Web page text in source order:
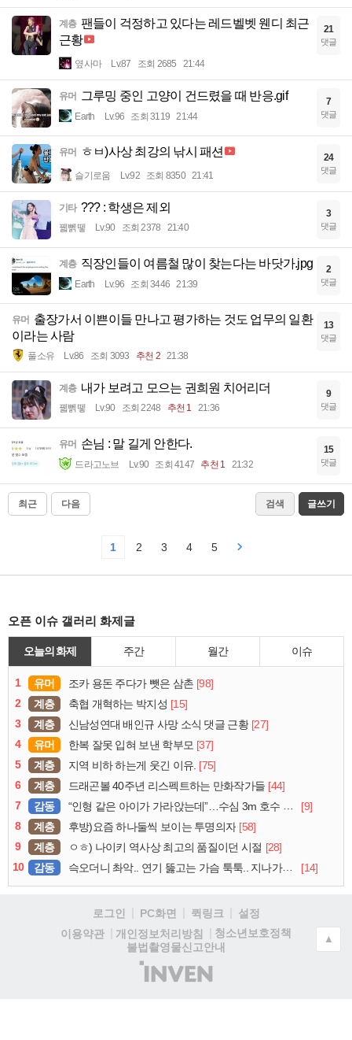
계층 팬들이 걱정하고 있다는 레드벨벳 웬디 최근
근황
옆사마 Lv.87 조회 2685 21:44
21
댓글
유머 그루밍 중인 고양이 건드렸을 때 반응.gif
Earth Lv.96 조회 3119 21:44
7
댓글
유머 ㅎㅂ)사상 최강의 낚시 패션
슬기로움 Lv.92 조회 8350 21:41
24
댓글
기타 ??? : 학생은 제외
꿻뻵뗗 Lv.90 조회 2378 21:40
3
댓글
계층 직장인들이 여름철 많이 찾는다는 바닷가.jpg
Earth Lv.96 조회 3446 21:39
2
댓글
유머 출장가서 이쁜이들 만나고 평가하는 것도 업무의 일환
이라는 사람
풀소유 Lv.86 조회 3093 추천 2 21:38
13
댓글
계층 내가 보려고 모으는 권희원 치어리더
꿻뻵뗗 Lv.90 조회 2248 추천 1 21:36
9
댓글
유머 손님 : 말 길게 안한다.
드라고노브 Lv.90 조회 4147 추천 1 21:32
15
댓글
최근 다음 검색 글쓰기
1 2 3 4 5
오픈 이슈 갤러리 화제글
오늘의 화제 주간 월간 이슈
1 유머 조카 용돈 주다가 뺏은 삼촌 [98]
2
계층 축협 개혁하는 박지성 [15]
3
계층 신남성연대 배인규 사망 소식 댓글 근황 [27]
4
유머 한복 잘못 입혀 보낸 학부모 [37]
5
계층 지역 비하 하는게 웃긴 이유. [75]
6
계층 드래곤볼 40주년 리스펙트하는 만화작가들 [44]
7
감동 “인형 같은 아이가 가라앉는데”…수심 3m 호수 뛰어든 60대 의인
[9]
8
계층 후방)요즘 하나둘씩 보이는 투명의자 [58]
9
계층 ㅇㅎ) 나이키 역사상 최고의 품질이던 시절 [28]
10
감동 슥오더니 촤악.. 연기 뚫고는 가슴 툭툭.. 지나가던 아재의 정체 [14]
로그인 PC화면 퀵링크
설정
이용약관
개인정보처리방침
청소년보호정책
불법촬영물신고안내
(주)
인
▲